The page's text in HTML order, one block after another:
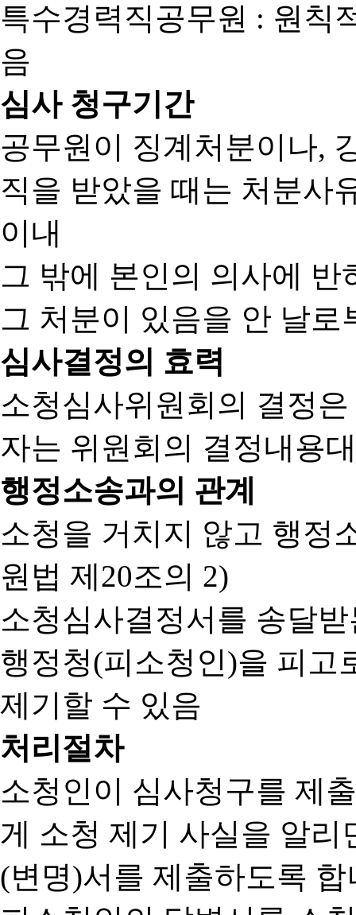
특수경력직공무원 : 원칙
음
심사 청구기간
공무원이 징계처분이나,
직을 받았을 때는 처분사
이내
그 밖에 본인의 의사에
그 처분이 있음을 안 날로
심사결정의 효력
소청심사위원회의 결정
자는 위원회의 결정내용
행정소송과의 관계
소청을 거치지 않고 행정
원법 제20조의 2)
소청심사결정서를 송달
행정청(피소청인)을 피고
제기할 수 있음
처리절차
소청인이 심사청구를 제
게 소청 제기 사실을 알
(변명)서를 제출하도록 합